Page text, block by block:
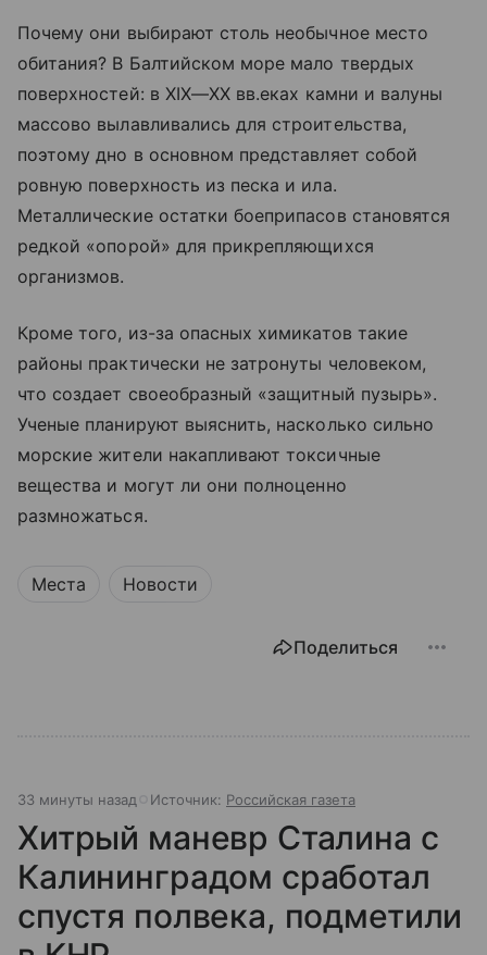
Почему они выбирают столь необычное место
обитания? В Балтийском море мало твердых
поверхностей: в XIX—XX вв.еках камни и валуны
массово вылавливались для строительства,
поэтому дно в основном представляет собой
ровную поверхность из песка и ила.
Металлические остатки боеприпасов становятся
редкой «опорой» для прикрепляющихся
организмов.
Кроме того, из-за опасных химикатов такие
районы практически не затронуты человеком,
что создает своеобразный «защитный пузырь».
Ученые планируют выяснить, насколько сильно
морские жители накапливают токсичные
вещества и могут ли они полноценно
размножаться.
Места Новости
Поделиться
33 минуты назад Источник: Российская газета
Хитрый маневр Сталина с
Калининградом сработал
спустя полвека, подметили